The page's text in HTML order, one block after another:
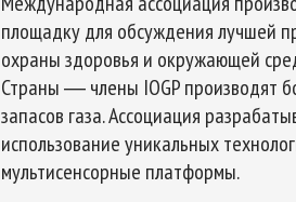
площадку для обсуждения лучшей
охраны здоровья и окружающей
Страны ― члены IOGP производят
запасов газа. Ассоциация
использование уникальных
мультисенсорные платформы.